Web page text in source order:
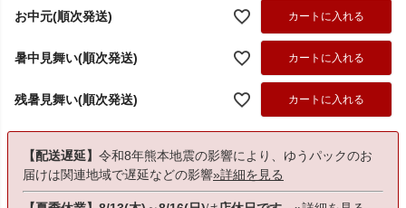
お中元(順次発送) カートに入れる
暑中見舞い(順次発送) カートに入れる
残暑見舞い(順次発送) カートに入れる
【配送遅延】 令和8年熊本地震の影響により、ゆうパックのお
届けは関連地域で遅延などの影響»詳細を見る